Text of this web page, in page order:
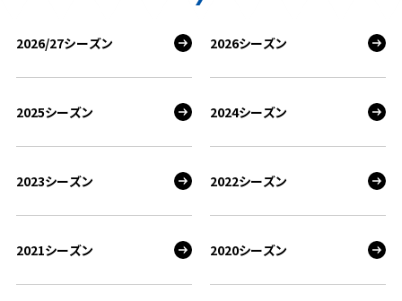
2026/27シーズン 2026シーズン
2025シーズン 2024シーズン
2023シーズン 2022シーズン
2021シーズン 2020シーズン